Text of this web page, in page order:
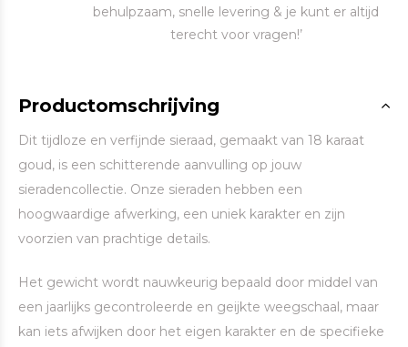
behulpzaam, snelle levering & je kunt er altijd
terecht voor vragen!’
Productomschrijving
Dit tijdloze en verfijnde sieraad, gemaakt van 18 karaat
goud, is een schitterende aanvulling op jouw
sieradencollectie. Onze sieraden hebben een
hoogwaardige afwerking, een uniek karakter en zijn
voorzien van prachtige details.
Het gewicht wordt nauwkeurig bepaald door middel van
een jaarlijks gecontroleerde en geijkte weegschaal, maar
kan iets afwijken door het eigen karakter en de specifieke